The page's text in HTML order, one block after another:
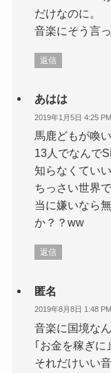
だけなのに。
音楽にそう言
返信
あはは
2019年1月5日 4:25 PM
馬鹿どもが喚
13人でなんで
知らなくていい
ちっさい世界
当に嫌いなら
か？？ww
返信
匿名
2019年8月8日 1:48 PM
音楽に国境な
｢お金を稼ぎに
それだけいい